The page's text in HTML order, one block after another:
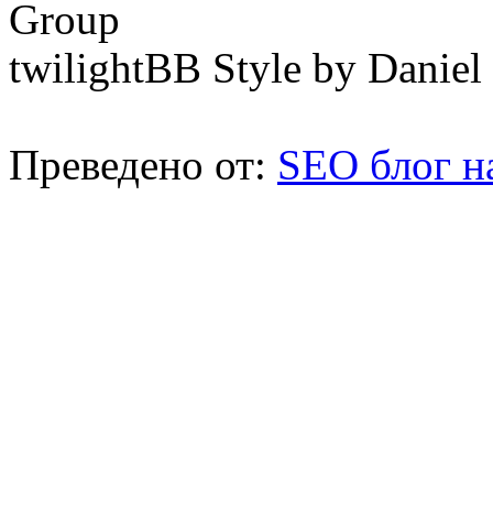
Group
twilightBB Style by Daniel
Преведено от: SEO блог